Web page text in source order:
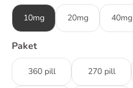
10mg 20mg 40mg
Paket
360 pill 270 pill